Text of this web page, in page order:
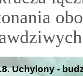
Uchylony -